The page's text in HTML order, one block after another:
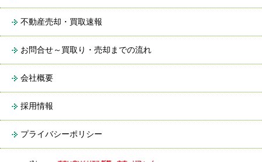
不動産売却・買取速報
お問合せ～買取り・売却までの流れ
会社概要
採用情報
プライバシーポリシー